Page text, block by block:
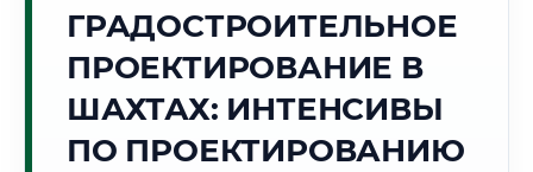
⛏️
Г. ШАХТЫ
17:23:01
ГРАДОСТРОИТЕЛЬНОЕ
ПРОЕКТИРОВАНИЕ В
ШАХТАХ: ИНТЕНСИВЫ
ПО ПРОЕКТИРОВАНИЮ